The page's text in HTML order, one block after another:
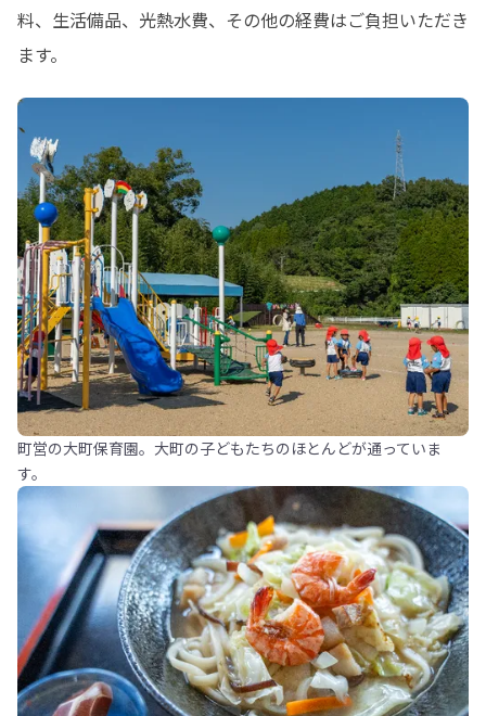
料、生活備品、光熱水費、その他の経費はご負担いただき
ます。
町営の大町保育園。大町の子どもたちのほとんどが通っていま
す。